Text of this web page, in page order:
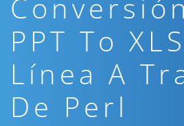
PPT To
Línea A
De Perl